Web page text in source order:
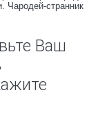
Чародей-странник
Ваш